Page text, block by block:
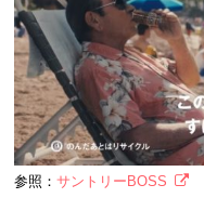
参照：サントリーBOSS